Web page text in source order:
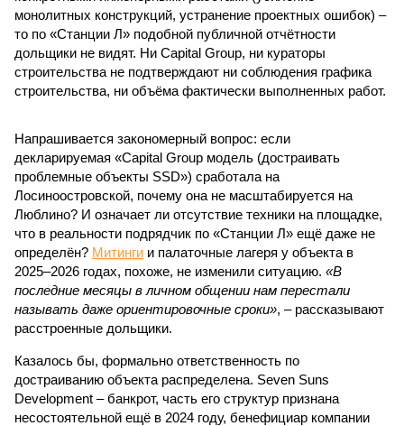
монолитных конструкций, устранение проектных ошибок) –
то по «Станции Л» подобной публичной отчётности
дольщики не видят. Ни Capital Group, ни кураторы
строительства не подтверждают ни соблюдения графика
строительства, ни объёма фактически выполненных работ.
Напрашивается закономерный вопрос: если
декларируемая «Capital Group модель (достраивать
проблемные объекты SSD») сработала на
Лосиноостровской, почему она не масштабируется на
Люблино? И означает ли отсутствие техники на площадке,
что в реальности подрядчик по «Станции Л» ещё даже не
определён? Митинги и палаточные лагеря у объекта в
2025–2026 годах, похоже, не изменили ситуацию. «В
последние месяцы в личном общении нам перестали
называть даже ориентировочные сроки», – рассказывают
расстроенные дольщики.
Казалось бы, формально ответственность по
достраиванию объекта распределена. Seven Suns
Development – банкрот, часть его структур признана
несостоятельной ещё в 2024 году, бенефициар компании